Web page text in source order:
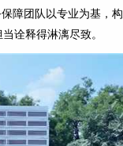
障团队以专业为基，
诠释得淋漓尽致。